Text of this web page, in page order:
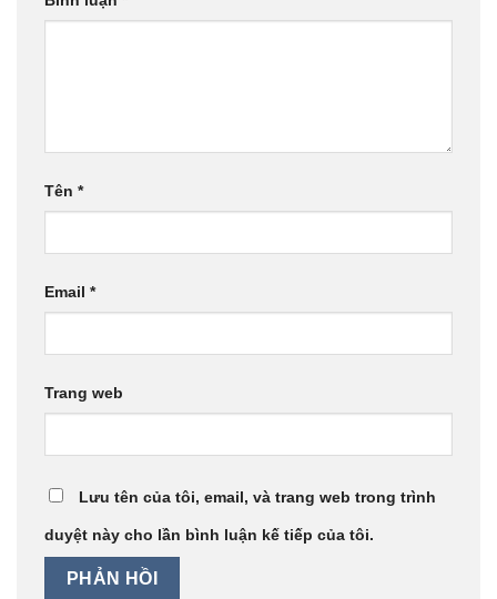
Tên *
Email *
Trang web
Lưu tên của tôi, email, và trang web trong trình
duyệt này cho lần bình luận kế tiếp của tôi.